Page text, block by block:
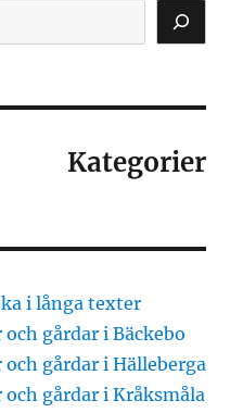
Kategorier
i långa texter
och gårdar i Bäckebo
och gårdar i Hälleberga
och gårdar i Kråksmåla